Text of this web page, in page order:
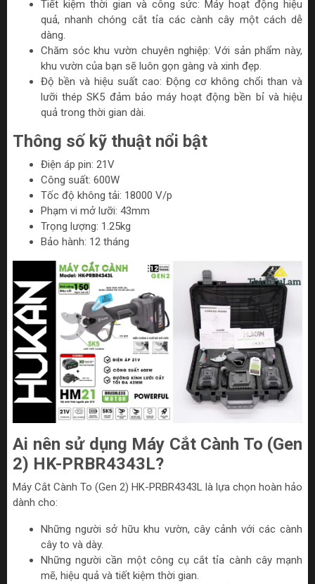
Tiết kiệm thời gian và công sức: Máy hoạt động hiệu
quả, nhanh chóng cắt tỉa các cành cây một cách dễ
dàng.
Chăm sóc khu vườn chuyên nghiệp: Với sản phẩm này,
khu vườn của bạn sẽ luôn gọn gàng và xinh đẹp.
Độ bền và hiệu suất cao: Động cơ không chổi than và
lưỡi thép SK5 đảm bảo máy hoạt động bền bỉ và hiệu
quả trong thời gian dài.
Thông số kỹ thuật nổi bật
Điện áp pin: 21V
Công suất: 600W
Tốc độ không tải: 18000 V/p
Phạm vi mở lưỡi: 43mm
Trọng lượng: 1.25kg
Bảo hành: 12 tháng
Ai nên sử dụng Máy Cắt Cành To (Gen
2) HK-PRBR4343L?
Máy Cắt Cành To (Gen 2) HK-PRBR4343L là lựa chọn hoàn hảo
dành cho:
Những người sở hữu khu vườn, cây cảnh với các cành
cây to và dày.
Những người cần một công cụ cắt tỉa cành cây mạnh
mẽ, hiệu quả và tiết kiệm thời gian.